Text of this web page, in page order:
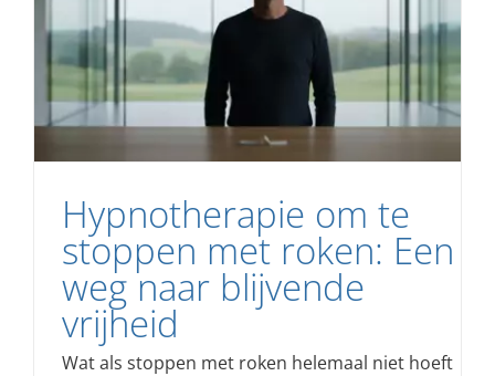
Hypnotherapie om te
stoppen met roken: Een
weg naar blijvende
vrijheid
Wat als stoppen met roken helemaal niet hoeft